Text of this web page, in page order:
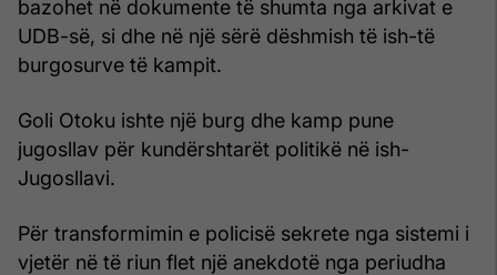
bazohet në dokumente të shumta nga arkivat e
UDB-së, si dhe në një sërë dëshmish të ish-të
burgosurve të kampit.
Goli Otoku ishte një burg dhe kamp pune
jugosllav për kundërshtarët politikë në ish-
Jugosllavi.
Për transformimin e policisë sekrete nga sistemi i
vjetër në të riun flet një anekdotë nga periudha